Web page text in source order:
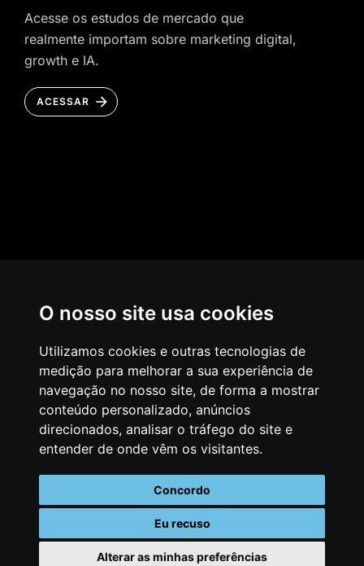
O nosso site usa cookies
Utilizamos cookies e outras tecnologias de
medição para melhorar a sua experiência de
navegação no nosso site, de forma a mostrar
conteúdo personalizado, anúncios
direcionados, analisar o tráfego do site e
entender de onde vêm os visitantes.
Concordo
Eu recuso
Alterar as minhas preferências
Acesse os estudos de mercado que
realmente importam sobre marketing digital,
growth e IA.
ACESSAR
AGÊNCIA
COMO PENSAMOS
NOSSOS SERVIÇOS
CASES & CLIENTES
BLOG
VAGAS
CONTATO